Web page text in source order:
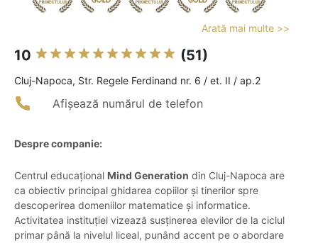
Arată mai multe >>
10 (51)
Cluj-Napoca, Str. Regele Ferdinand nr. 6 / et. II / ap.2
Afișează numărul de telefon
Despre companie:
Centrul educațional Mind Generation din Cluj-Napoca are
ca obiectiv principal ghidarea copiilor și tinerilor spre
descoperirea domeniilor matematice și informatice.
Activitatea instituției vizează susținerea elevilor de la ciclul
primar până la nivelul liceal, punând accent pe o abordare